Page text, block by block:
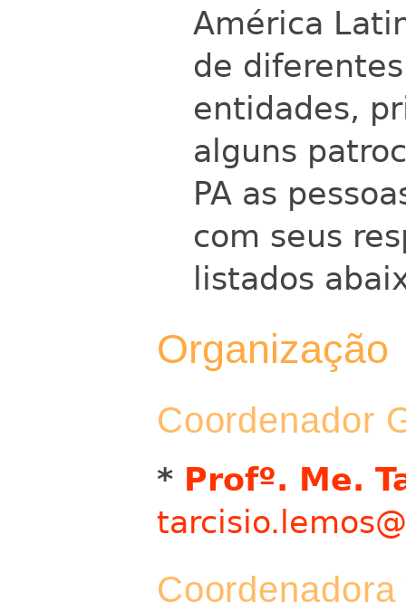
América
de
entidades,
alguns
PA as
com seus
listados
Organização
Coordenador
* Profº. Me.
Coordenadora